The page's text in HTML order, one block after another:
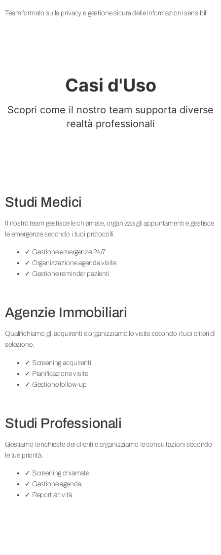
Team formato sulla privacy e gestione sicura delle informazioni sensibili.
Casi d'Uso
Scopri come il nostro team supporta diverse
realtà professionali
Studi Medici
Il nostro team gestisce le chiamate, organizza gli appuntamenti e gestisce
le emergenze secondo i tuoi protocolli.
✓ Gestione emergenze 24/7
✓ Organizzazione agenda visite
✓ Gestione reminder pazienti
Agenzie Immobiliari
Qualifichiamo gli acquirenti e organizziamo le visite secondo i tuoi criteri di
selezione.
✓ Screening acquirenti
✓ Pianificazione visite
✓ Gestione follow-up
Studi Professionali
Gestiamo le richieste dei clienti e organizziamo le consultazioni secondo
le tue priorità.
✓ Screening chiamate
✓ Gestione agenda
✓ Report attività